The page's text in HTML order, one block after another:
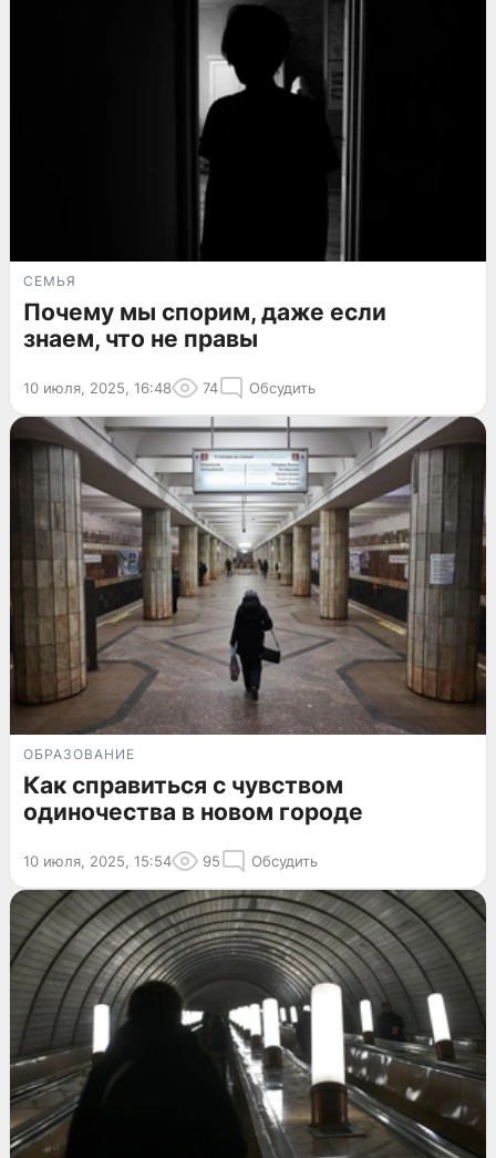
СЕМЬЯ
Почему мы спорим, даже если
знаем, что не правы
10 июля, 2025, 16:48 74 Обсудить
ОБРАЗОВАНИЕ
Как справиться с чувством
одиночества в новом городе
10 июля, 2025, 15:54 95 Обсудить